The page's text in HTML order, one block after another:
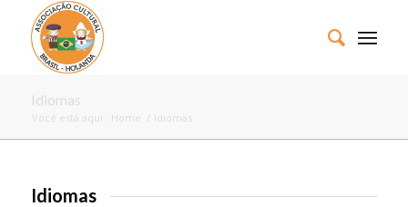
Idiomas
Você está aqui: Home / Idiomas
Idiomas